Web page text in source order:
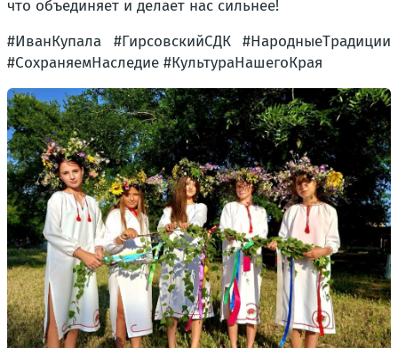
что объединяет и делает нас сильнее!
#ИванКупала #ГирсовскийСДК #НародныеТрадиции
#СохраняемНаследие #КультураНашегоКрая